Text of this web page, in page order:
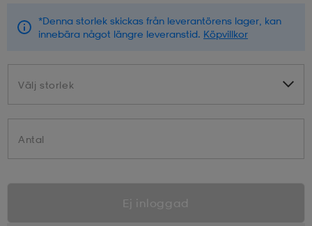
*Denna storlek skickas från leverantörens lager, kan
innebära något längre leveranstid. Köpvillkor
Välj storlek
Välj storlek
Antal
Ej inloggad